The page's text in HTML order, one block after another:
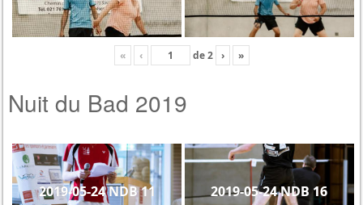
« ‹ de2 › »
Nuit du Bad 2019
2019-05-24 NDB 11 2019-05-24 NDB 16